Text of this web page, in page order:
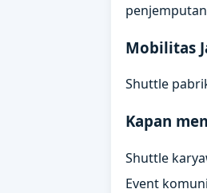
Mobilitas
Shuttle
Kapan
Shuttle
Event